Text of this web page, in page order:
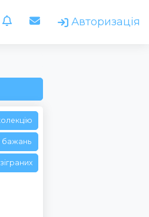
Авторизація